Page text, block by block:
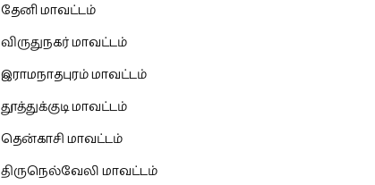
தேனி மாவட்டம்
விருதுநகர் மாவட்டம்
இராமநாதபுரம் மாவட்டம்
தூத்துக்குடி மாவட்டம்
தென்காசி மாவட்டம்
திருநெல்வேலி மாவட்டம்